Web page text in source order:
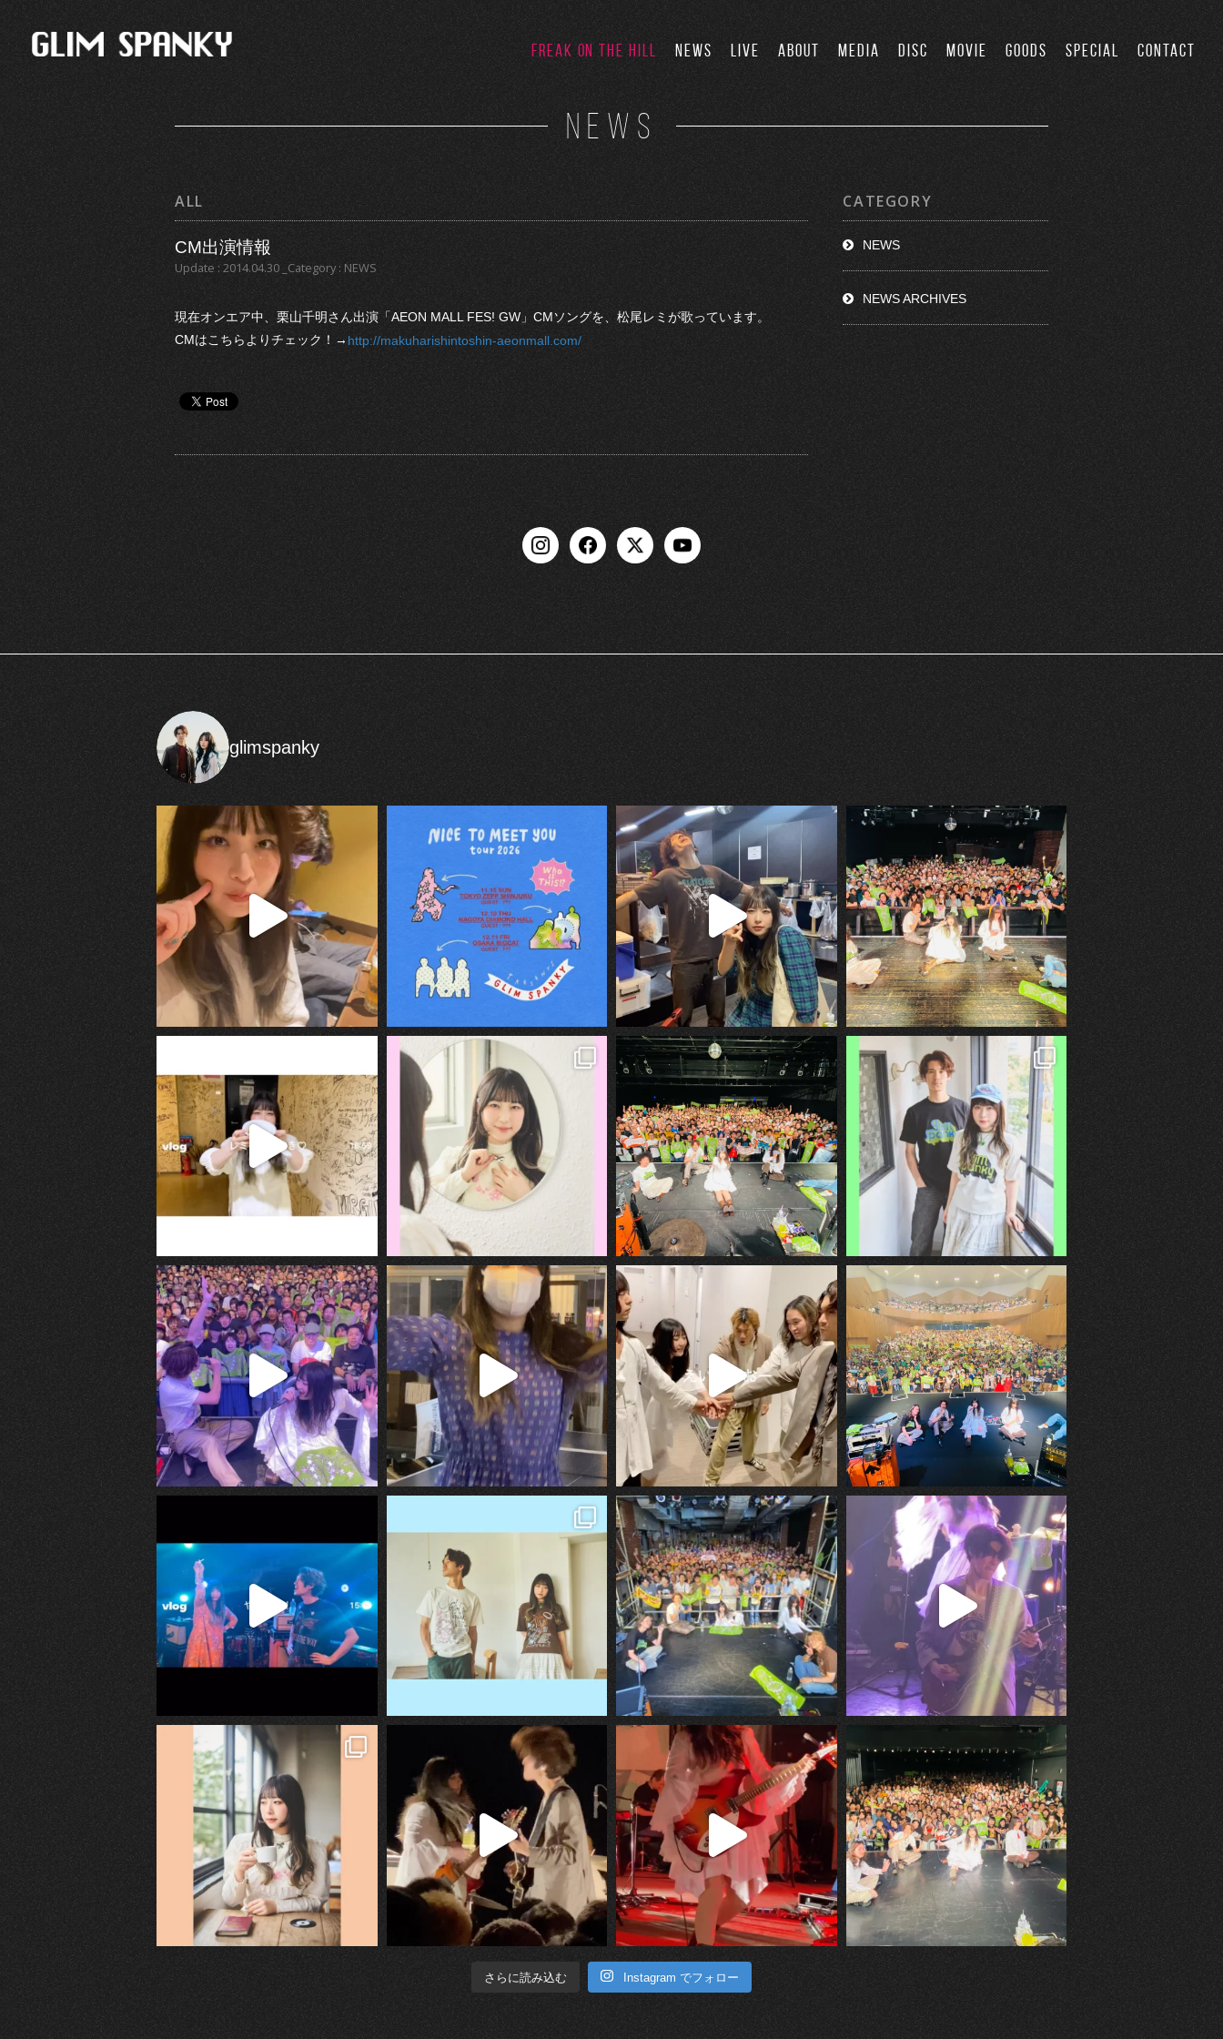
FREAK ON THE HILL NEWS LIVE ABOUT MEDIA DISC MOVIE GOODS SPECIAL CONTACT
NEWS
ALL
CM出演情報
Update : 2014.04.30 _Category : NEWS
現在オンエア中、栗山千明さん出演「AEON MALL FES! GW」CMソングを、松尾レミが歌っています。
CMはこちらよりチェック！→ http://makuharishintoshin-aeonmall.com/
CATEGORY
NEWS
NEWS ARCHIVES
glimspanky
さらに読み込む Instagram でフォロー